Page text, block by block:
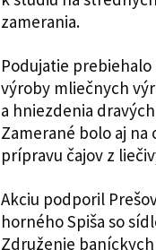
zamerania.
Podujatie
výroby mliečnych
a hniezdenia
Zamerané bolo aj
prípravu čajov z
Akciu podporil
horného Spiša so
Združenie